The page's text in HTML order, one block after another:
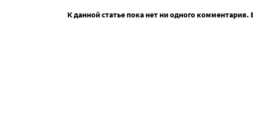
К данной статье пока нет ни одного